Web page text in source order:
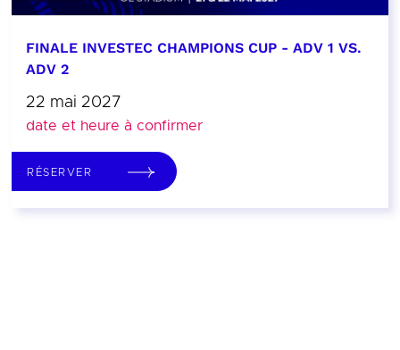
FINALE INVESTEC CHAMPIONS CUP - ADV 1 VS.
ADV 2
22 mai 2027
date et heure à confirmer
RÉSERVER